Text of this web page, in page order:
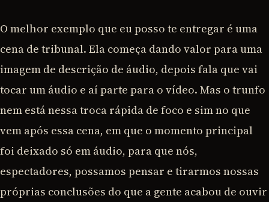
O melhor exemplo que eu posso te entregar é uma
cena de tribunal. Ela começa dando valor para uma
imagem de descrição de áudio, depois fala que vai
tocar um áudio e aí parte para o vídeo. Mas o trunfo
nem está nessa troca rápida de foco e sim no que
vem após essa cena, em que o momento principal
foi deixado só em áudio, para que nós,
espectadores, possamos pensar e tirarmos nossas
próprias conclusões do que a gente acabou de ouvir